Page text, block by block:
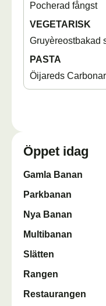
Pocherad fångst
VEGETARISK
Gruyèreostbakad
PASTA
Öijareds
Öppet idag
Gamla Banan
Parkbanan
Nya Banan
Multibanan
Slätten
Rangen
Restaurangen